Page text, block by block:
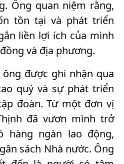
Ông quan niệm rằng,
tồn tại và phát triển
liền lợi ích của mình
và địa phương.
được ghi nhận qua
quý và sự phát triển
đoàn. Từ một đơn vị
đã vươn mình trở
hàng ngàn lao động,
sách Nhà nước. Ông